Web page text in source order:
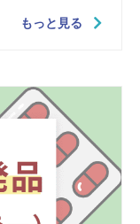
もっと見る